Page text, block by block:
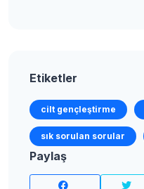
Etiketler
cilt gençleştirme
sık sorulan sorular
Paylaş